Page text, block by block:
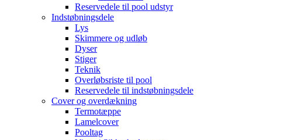
Reservedele til pool udstyr
Indstøbningsdele
Lys
Skimmere og udløb
Dyser
Stiger
Teknik
Overløbsriste til pool
Reservedele til indstøbningsdele
Cover og overdækning
Termotæppe
Lamelcover
Pooltag